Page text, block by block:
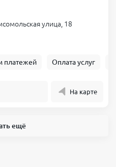
улица, 18
платежей Оплата услуг
На карте
ещё